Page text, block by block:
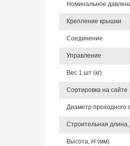
Номинальное
Крепление крышки
Соединение
Управление
Вес 1 шт (кг)
Сортировка на сайте
Диаметр проходного
Строительная
Высота, Н (мм)